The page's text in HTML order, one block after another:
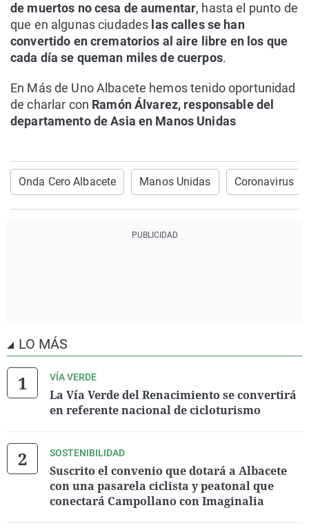
de muertos no cesa de aumentar, hasta el punto de
que en algunas ciudades las calles se han
convertido en crematorios al aire libre en los que
cada día se queman miles de cuerpos.
En Más de Uno Albacete hemos tenido oportunidad
de charlar con Ramón Álvarez, responsable del
departamento de Asia en Manos Unidas
Onda Cero Albacete Manos Unidas Coronavirus
LO MÁS
VÍA VERDE
La Vía Verde del Renacimiento se convertirá
en referente nacional de cicloturismo
SOSTENIBILIDAD
Suscrito el convenio que dotará a Albacete
con una pasarela ciclista y peatonal que
conectará Campollano con Imaginalia